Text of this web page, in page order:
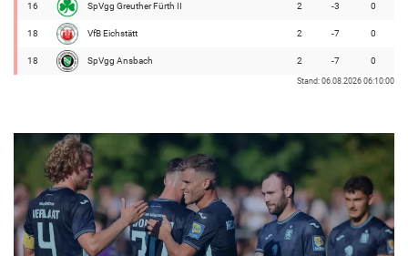
16 SpVgg Greuther Fürth II 2 -3 0
18 VfB Eichstätt 2 -7 0
18 SpVgg Ansbach 2 -7 0
Stand: 06.08.2026 06:10:00